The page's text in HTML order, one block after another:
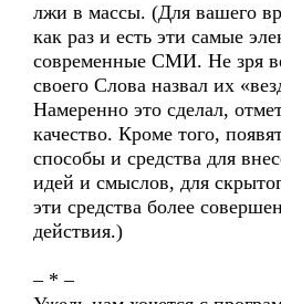
лжи в массы. (Для вашего
как раз и есть эти самые
современные СМИ. Не зря
своего Слова назвал их
Намеренно это сделал,
качество. Кроме того,
способы и средства для
идей и смыслов, для
эти средства более
действия.)
– * –